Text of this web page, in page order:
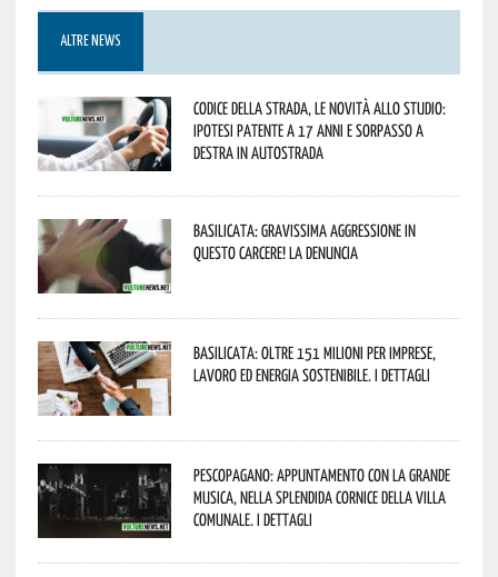
ALTRE NEWS
Codice della strada, le novità allo studio:
ipotesi patente a 17 anni e sorpasso a
destra in autostrada
Basilicata: gravissima aggressione in
questo Carcere! La denuncia
Basilicata: oltre 151 milioni per imprese,
lavoro ed energia sostenibile. I dettagli
Pescopagano: appuntamento con la grande
musica, nella splendida cornice della Villa
Comunale. I dettagli